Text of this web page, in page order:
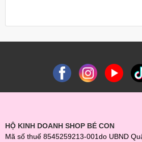
HỘ KINH DOANH SHOP BÉ CON
Mã số thuế 8545259213-001do UBND